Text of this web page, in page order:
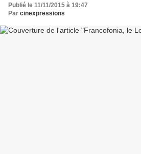
Publié le 11/11/2015 à 19:47
Par cinexpressions